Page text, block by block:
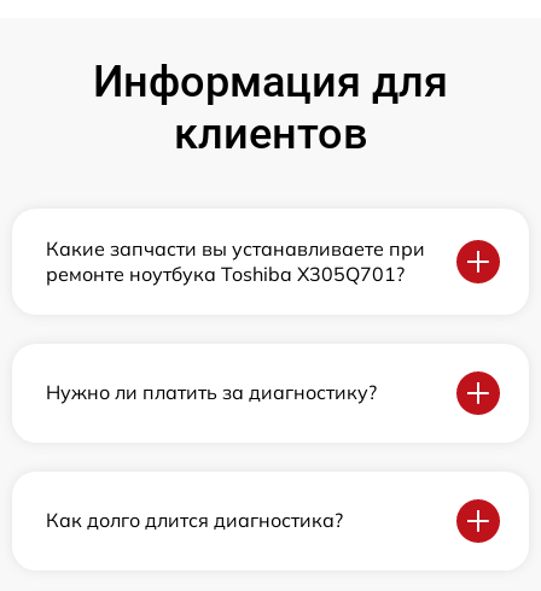
Информация для
клиентов
Какие запчасти вы устанавливаете при
ремонте ноутбука Toshiba X305Q701?
Нужно ли платить за диагностику?
Как долго длится диагностика?